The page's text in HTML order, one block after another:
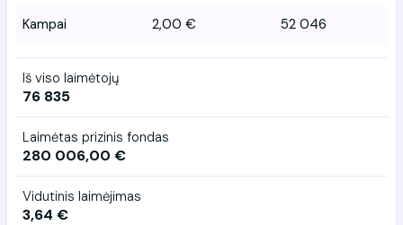
Kampai 2,00 € 52 046
Iš viso laimėtojų
76 835
Laimėtas prizinis fondas
280 006,00 €
Vidutinis laimėjimas
3,64 €